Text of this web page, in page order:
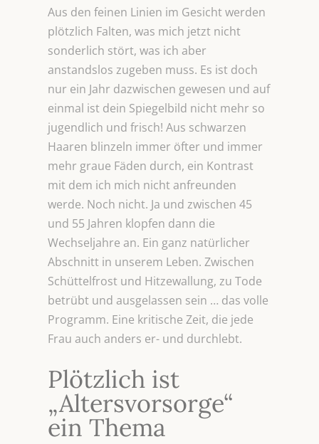
Aus den feinen Linien im Gesicht werden
plötzlich Falten, was mich jetzt nicht
sonderlich stört, was ich aber
anstandslos zugeben muss. Es ist doch
nur ein Jahr dazwischen gewesen und auf
einmal ist dein Spiegelbild nicht mehr so
jugendlich und frisch! Aus schwarzen
Haaren blinzeln immer öfter und immer
mehr graue Fäden durch, ein Kontrast
mit dem ich mich nicht anfreunden
werde. Noch nicht. Ja und zwischen 45
und 55 Jahren klopfen dann die
Wechseljahre an. Ein ganz natürlicher
Abschnitt in unserem Leben. Zwischen
Schüttelfrost und Hitzewallung, zu Tode
betrübt und ausgelassen sein … das volle
Programm. Eine kritische Zeit, die jede
Frau auch anders er- und durchlebt.
Plötzlich ist
„Altersvorsorge“
ein Thema